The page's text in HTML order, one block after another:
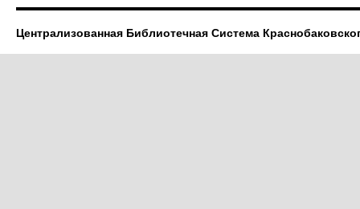
Централизованная Библиотечная Система